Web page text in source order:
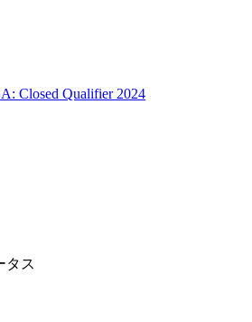
Closed Qualifier 2024
タス